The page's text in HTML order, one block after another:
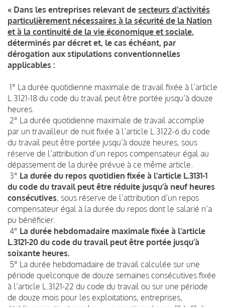
« Dans les entreprises relevant de secteurs d’activités
particulièrement nécessaires à la sécurité de la Nation
et à la continuité de la vie économique et sociale,
déterminés par décret et, le cas échéant, par
dérogation aux stipulations conventionnelles
applicables :
1° La durée quotidienne maximale de travail fixée à l’article
L.3121-18 du code du travail peut être portée jusqu’à douze
heures.
2° La durée quotidienne maximale de travail accomplie
par un travailleur de nuit fixée à l’article L.3122-6 du code
du travail peut être portée jusqu’à douze heures, sous
réserve de l’attribution d’un repos compensateur égal au
dépassement de la durée prévue à ce même article.
3° La durée du repos quotidien fixée à l’article L.3131-1
du code du travail peut être réduite jusqu’à neuf heures
consécutives, sous réserve de l’attribution d’un repos
compensateur égal à la durée du repos dont le salarié n’a
pu bénéficier.
4° La durée hebdomadaire maximale fixée à l’article
L.3121-20 du code du travail peut être portée jusqu’à
soixante heures.
5° La durée hebdomadaire de travail calculée sur une
période quelconque de douze semaines consécutives fixée
à l’article L.3121-22 du code du travail ou sur une période
de douze mois pour les exploitations, entreprises,